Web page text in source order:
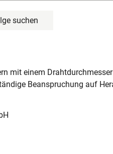
suchen
mit einem
Beanspruchung auf